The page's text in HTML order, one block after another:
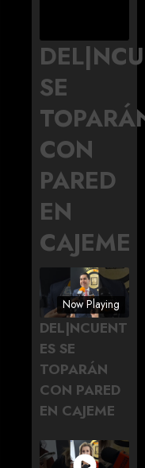
SE
CON
PARED
EN
CAJEME
Now Playing
DEL|NCUENT
ES SE
TOPARÁN
CON PARED
EN CAJEME